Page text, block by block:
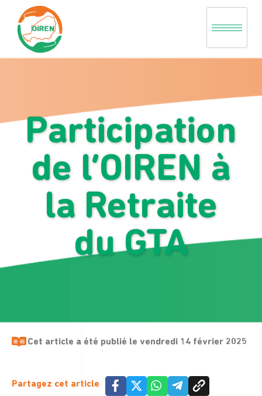
Aller
Participation
de l’OIREN à
la Retraite
du GTA
Cet article a été publié le vendredi 14 février 2025
Partagez cet article